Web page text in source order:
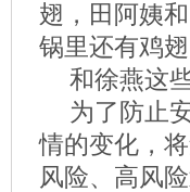
翅，田阿姨
锅里还有鸡
和徐燕这
为了防止
情的变化，
风险、高风